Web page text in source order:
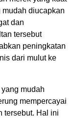
diucapkan
dan
tersebut
peningkatan
dari mulut ke
mudah
mempercayai
tersebut. Hal ini